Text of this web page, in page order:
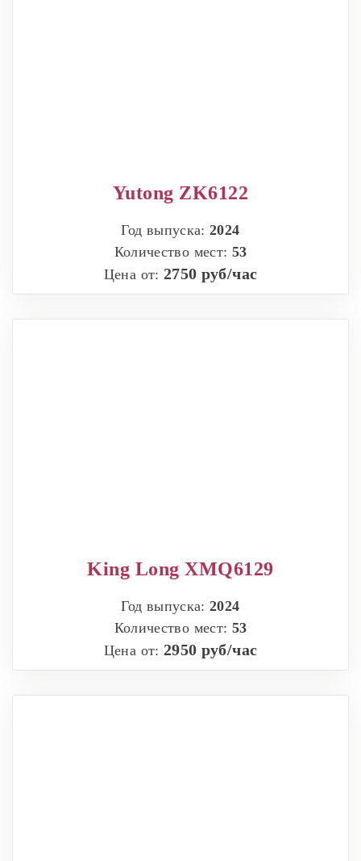
Yutong ZK6122
Год выпуска:2024
Количество мест: 53
Цена от: 2750 руб/час
King Long XMQ6129
Год выпуска:2024
Количество мест: 53
Цена от: 2950 руб/час